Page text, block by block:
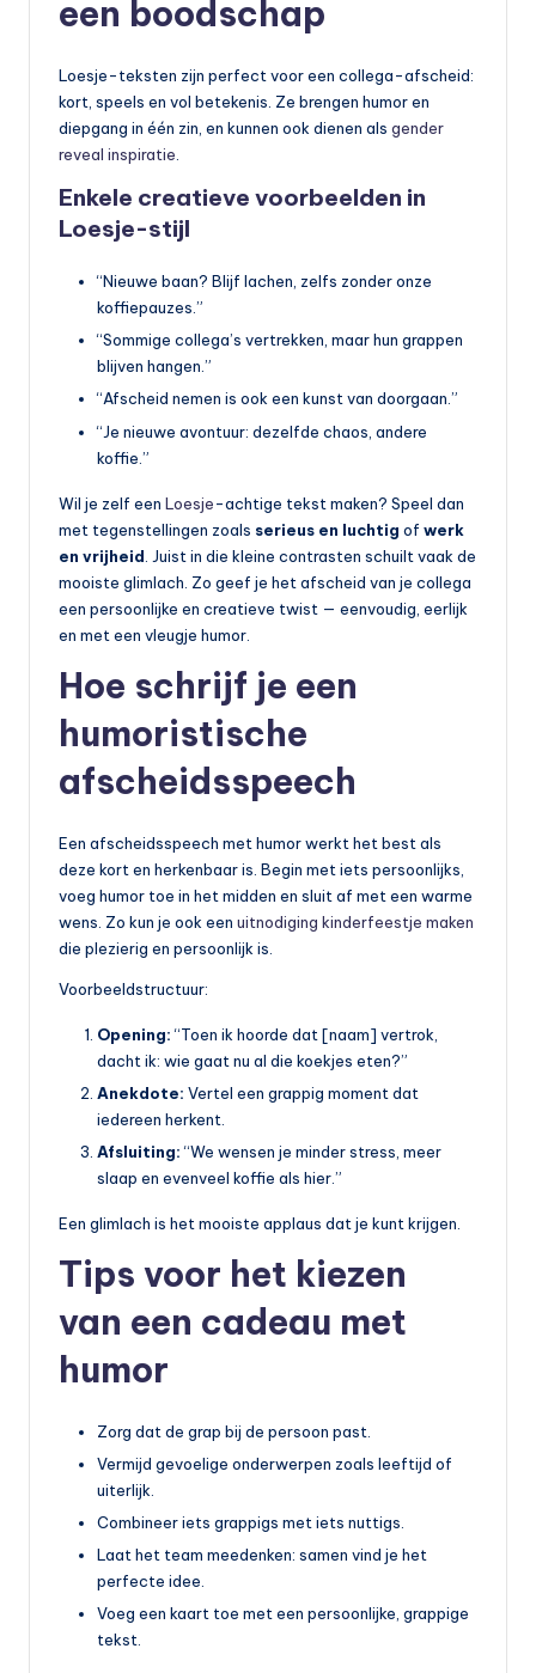
een boodschap
Loesje-teksten zijn perfect voor een collega-afscheid:
kort, speels en vol betekenis. Ze brengen humor en
diepgang in één zin, en kunnen ook dienen als gender
reveal inspiratie
Enkele creatieve voorbeelden in
Loesje-stijl
“Nieuwe baan? Blijf lachen, zelfs zonder onze
koffiepauzes.”
“Sommige collega’s vertrekken, maar hun grappen
blijven hangen.”
“Afscheid nemen is ook een kunst van doorgaan.”
“Je nieuwe avontuur: dezelfde chaos, andere
koffie.”
Wil je zelf een Loesje-achtige tekst maken? Speel dan
met tegenstellingen zoals serieus en luchtig of werk
en vrijheid . Juist in die kleine contrasten schuilt vaak de
mooiste glimlach. Zo geef je het afscheid van je collega
een persoonlijke en creatieve twist — eenvoudig, eerlijk
en met een vleugje humor.
Hoe schrijf je een
humoristische
afscheidsspeech
Een afscheidsspeech met humor werkt het best als
deze kort en herkenbaar is. Begin met iets persoonlijks,
voeg humor toe in het midden en sluit af met een warme
wens. Zo kun je ook een uitnodiging kinderfeestje maken
die plezierig en persoonlijk is.
Voorbeeldstructuur:
Opening:“Toen ik hoorde dat [naam] vertrok,
dacht ik: wie gaat nu al die koekjes eten?”
Anekdote: Vertel een grappig moment dat
iedereen herkent.
Afsluiting:“We wensen je minder stress, meer
slaap en evenveel koffie als hier.”
Een glimlach is het mooiste applaus dat je kunt krijgen.
Tips voor het kiezen
van een cadeau met
humor
Zorg dat de grap bij de persoon past.
Vermijd gevoelige onderwerpen zoals leeftijd of
uiterlijk.
Combineer iets grappigs met iets nuttigs.
Laat het team meedenken: samen vind je het
perfecte idee.
Voeg een kaart toe met een persoonlijke, grappige
tekst.